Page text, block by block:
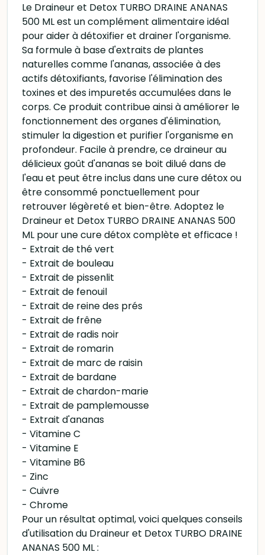
Le Draineur et Detox TURBO DRAINE ANANAS
500 ML est un complément alimentaire idéal
pour aider à détoxifier et drainer l'organisme.
Sa formule à base d'extraits de plantes
naturelles comme l'ananas, associée à des
actifs détoxifiants, favorise l'élimination des
toxines et des impuretés accumulées dans le
corps. Ce produit contribue ainsi à améliorer le
fonctionnement des organes d'élimination,
stimuler la digestion et purifier l'organisme en
profondeur. Facile à prendre, ce draineur au
délicieux goût d'ananas se boit dilué dans de
l'eau et peut être inclus dans une cure détox ou
être consommé ponctuellement pour
retrouver légèreté et bien-être. Adoptez le
Draineur et Detox TURBO DRAINE ANANAS 500
ML pour une cure détox complète et efficace !
- Extrait de thé vert
- Extrait de bouleau
- Extrait de pissenlit
- Extrait de fenouil
- Extrait de reine des prés
- Extrait de frêne
- Extrait de radis noir
- Extrait de romarin
- Extrait de marc de raisin
- Extrait de bardane
- Extrait de chardon-marie
- Extrait de pamplemousse
- Extrait d'ananas
- Vitamine C
- Vitamine E
- Vitamine B6
- Zinc
- Cuivre
- Chrome
Pour un résultat optimal, voici quelques conseils
d'utilisation du Draineur et Detox TURBO DRAINE
ANANAS 500 ML :